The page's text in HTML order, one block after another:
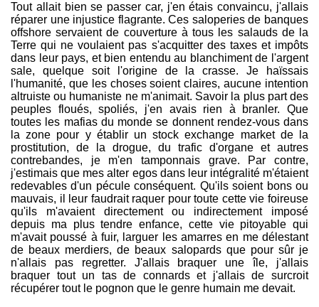
Tout allait bien se passer car, j'en étais convaincu, j'allais
réparer une injustice flagrante. Ces saloperies de banques
offshore servaient de couverture à tous les salauds de la
Terre qui ne voulaient pas s'acquitter des taxes et impôts
dans leur pays, et bien entendu au blanchiment de l'argent
sale, quelque soit l'origine de la crasse. Je haïssais
l'humanité, que les choses soient claires, aucune intention
altruiste ou humaniste ne m'animait. Savoir la plus part des
peuples floués, spoliés, j'en avais rien à branler. Que
toutes les mafias du monde se donnent rendez-vous dans
la zone pour y établir un stock exchange market de la
prostitution, de la drogue, du trafic d'organe et autres
contrebandes, je m'en tamponnais grave. Par contre,
j'estimais que mes alter egos dans leur intégralité m'étaient
redevables d'un pécule conséquent. Qu'ils soient bons ou
mauvais, il leur faudrait raquer pour toute cette vie foireuse
qu'ils m'avaient directement ou indirectement imposé
depuis ma plus tendre enfance, cette vie pitoyable qui
m'avait poussé à fuir, larguer les amarres en me délestant
de beaux merdiers, de beaux salopards que pour sûr je
n'allais pas regretter. J'allais braquer une île, j'allais
braquer tout un tas de connards et j'allais de surcroit
récupérer tout le pognon que le genre humain me devait.